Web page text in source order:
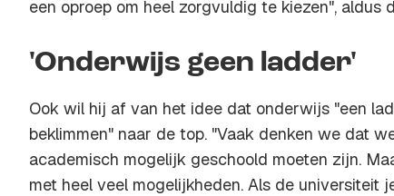
een oproep om heel zorgvuldig te kiezen", aldus
'Onderwijs geen ladder'
Ook wil hij af van het idee dat onderwijs "een
beklimmen" naar de top. "Vaak denken we dat
academisch mogelijk geschoold moeten zijn.
met heel veel mogelijkheden. Als de universiteit